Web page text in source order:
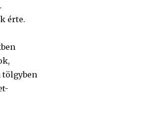
érte.
tölgyben